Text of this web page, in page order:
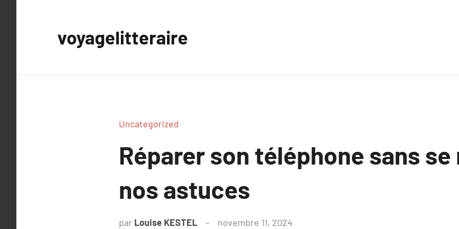
voyagelitteraire
Uncategorized
Réparer son téléphone sans se
nos astuces
par Louise KESTEL novembre 11, 2024